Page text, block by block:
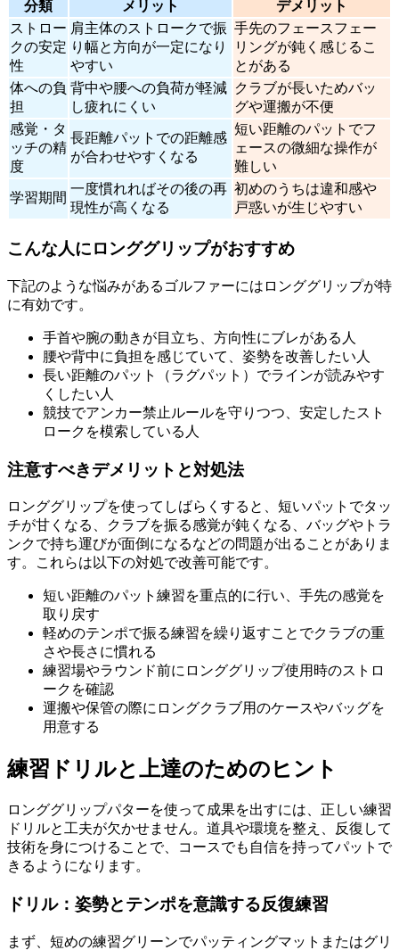
分類 メリット
デメリット
ストロー
クの安定
性
肩主体のストロークで振
り幅と方向が一定になり
やすい
手先のフェースフェー
リングが鈍く感じるこ
とがある
体への負
担
背中や腰への負荷が軽減
し疲れにくい
クラブが長いためバッ
グや運搬が不便
感覚・タ
ッチの精
度
長距離パットでの距離感
が合わせやすくなる
短い距離のパットでフ
ェースの微細な操作が
難しい
学習期間
一度慣れればその後の再
現性が高くなる
初めのうちは違和感や
戸惑いが生じやすい
こんな人にロンググリップがおすすめ
下記のような悩みがあるゴルファーにはロンググリップが特
に有効です。
手首や腕の動きが目立ち、方向性にブレがある人
腰や背中に負担を感じていて、姿勢を改善したい人
長い距離のパット（ラグパット）でラインが読みやす
くしたい人
競技でアンカー禁止ルールを守りつつ、安定したスト
ロークを模索している人
注意すべきデメリットと対処法
ロンググリップを使ってしばらくすると、短いパットでタッ
チが甘くなる、クラブを振る感覚が鈍くなる、バッグやトラ
ンクで持ち運びが面倒になるなどの問題が出ることがありま
す。これらは以下の対処で改善可能です。
短い距離のパット練習を重点的に行い、手先の感覚を
取り戻す
軽めのテンポで振る練習を繰り返すことでクラブの重
さや長さに慣れる
練習場やラウンド前にロンググリップ使用時のストロ
ークを確認
運搬や保管の際にロングクラブ用のケースやバッグを
用意する
練習ドリルと上達のためのヒント
ロンググリップパターを使って成果を出すには、正しい練習
ドリルと工夫が欠かせません。道具や環境を整え、反復して
技術を身につけることで、コースでも自信を持ってパットで
きるようになります。
ドリル：姿勢とテンポを意識する反復練習
まず、短めの練習グリーンでパッティングマットまたはグリ